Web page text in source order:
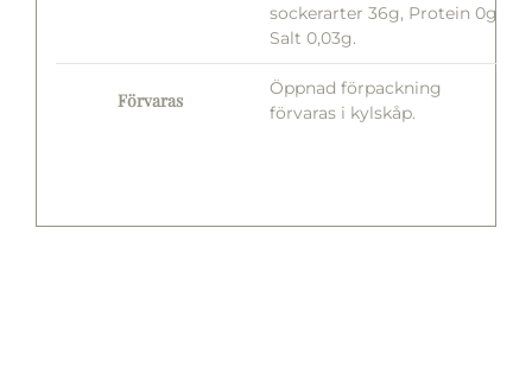
sockerarter 36g, Protein 0g,
Salt 0,03g.
Förvaras
Öppnad förpackning
förvaras i kylskåp.